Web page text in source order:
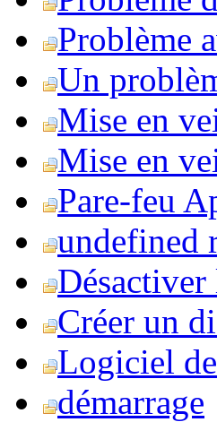
Problème
Un
Mise en
Mise en
Pare-feu
undefined
Créer un
Logiciel
démarrage